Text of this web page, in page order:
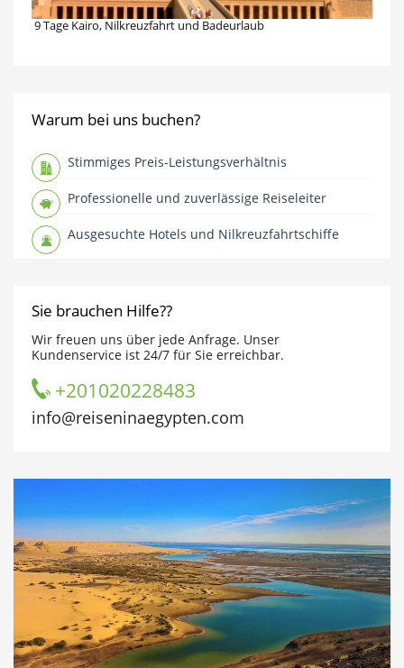
9 Tage Kairo, Nilkreuzfahrt und Badeurlaub
Warum bei uns buchen?
Stimmiges Preis-Leistungsverhältnis
Professionelle und zuverlässige Reiseleiter
Ausgesuchte Hotels und Nilkreuzfahrtschiffe
Sie brauchen Hilfe??
Wir freuen uns über jede Anfrage. Unser
Kundenservice ist 24/7 für Sie erreichbar.
+201020228483
info@reiseninaegypten.com